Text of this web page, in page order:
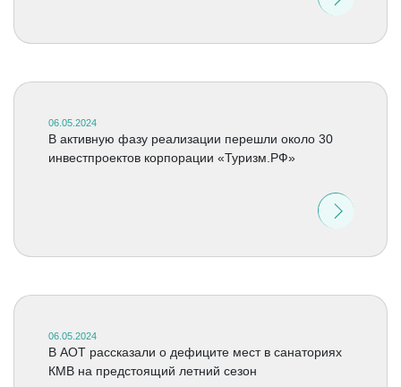
06.05.2024
В активную фазу реализации перешли около 30
инвестпроектов корпорации «Туризм.РФ»
06.05.2024
В АОТ рассказали о дефиците мест в санаториях
КМВ на предстоящий летний сезон